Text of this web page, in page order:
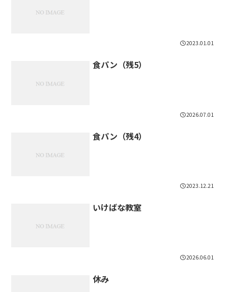
2023.01.01
食パン（残5）
2026.07.01
食パン（残4）
2023.12.21
いけばな教室
2026.06.01
休み